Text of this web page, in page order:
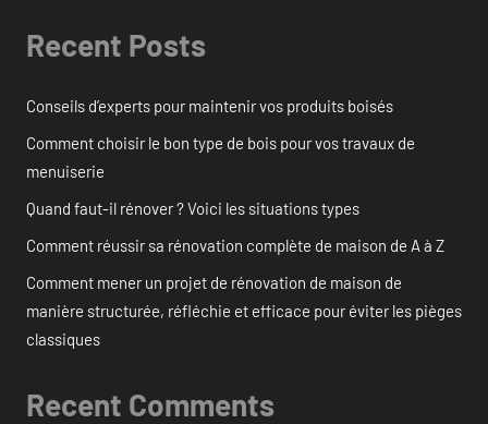
Recent Posts
Conseils d’experts pour maintenir vos produits boisés
Comment choisir le bon type de bois pour vos travaux de
menuiserie
Quand faut-il rénover ? Voici les situations types
Comment réussir sa rénovation complète de maison de A à Z
Comment mener un projet de rénovation de maison de
manière structurée, réfléchie et efficace pour éviter les pièges
classiques
Recent Comments